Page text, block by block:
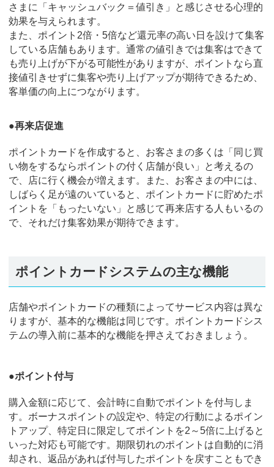
さまに「キャッシュバック＝値引き」と感じさせる心理的
効果を与えられます。
また、ポイント2倍・5倍など還元率の高い日を設けて集客
している店舗もあります。通常の値引きでは集客はできて
も売り上げが下がる可能性がありますが、ポイントなら直
接値引きせずに集客や売り上げアップが期待できるため、
客単価の向上につながります。
●再来店促進
ポイントカードを作成すると、お客さまの多くは「同じ買
い物をするならポイントの付く店舗が良い」と考えるの
で、店に行く機会が増えます。また、お客さまの中には、
しばらく足が遠のいていると、ポイントカードに貯めたポ
イントを「もったいない」と感じて再来店する人もいるの
で、それだけ集客効果が期待できます。
ポイントカードシステムの主な機能
店舗やポイントカードの種類によってサービス内容は異な
りますが、基本的な機能は同じです。ポイントカードシス
テムの導入前に基本的な機能を押さえておきましょう。
●ポイント付与
購入金額に応じて、会計時に自動でポイントを付与しま
す。ボーナスポイントの設定や、特定の行動によるポイン
トアップ、特定日に限定してポイントを2～5倍に上げると
いった対応も可能です。期限切れのポイントは自動的に消
却され、返品があれば付与したポイントを戻すこともでき